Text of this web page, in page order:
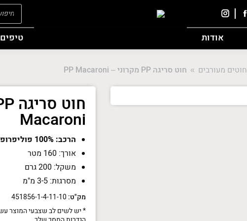
search
אודות
You are here:
חוטים מעורבים חוט סריגה PP מקרוני – PP Macaroni
Macaroni
הרכב: 100% פוליפרופילן
אורך: 160 מטר
משקל: 200 גרם
מסרגות: 3-5 מ"מ
מק"ט:
* יש לשים לב שצבעי המוצר